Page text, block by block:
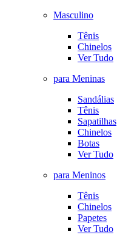
Masculino
Tênis
Chinelos
Ver Tudo
para Meninas
Sandálias
Tênis
Sapatilhas
Chinelos
Botas
Ver Tudo
para Meninos
Tênis
Chinelos
Papetes
Ver Tudo